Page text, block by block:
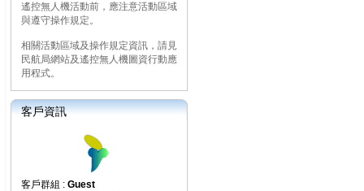
遙控無人機活動前，應注意活動區域
與遵守操作規定。
相關活動區域及操作規定資訊，請見
民航局網站及遙控無人機圖資行動應
用程式。
客戶資訊
客戶群組 : Guest